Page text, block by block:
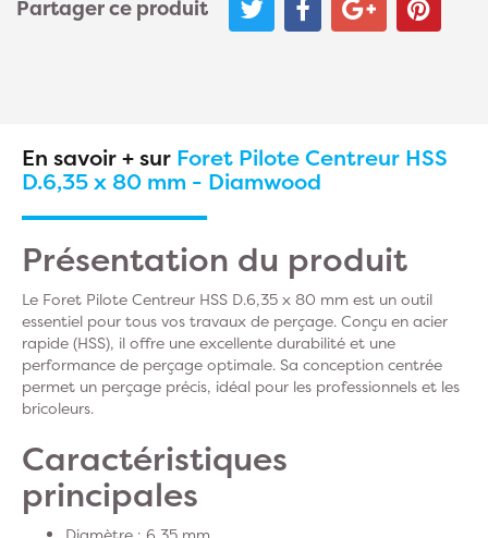
Partager ce produit
En savoir + sur Foret Pilote Centreur HSS
D.6,35 x 80 mm - Diamwood
Présentation du produit
Le Foret Pilote Centreur HSS D.6,35 x 80 mm est un outil
essentiel pour tous vos travaux de perçage. Conçu en acier
rapide (HSS), il offre une excellente durabilité et une
performance de perçage optimale. Sa conception centrée
permet un perçage précis, idéal pour les professionnels et les
bricoleurs.
Caractéristiques
principales